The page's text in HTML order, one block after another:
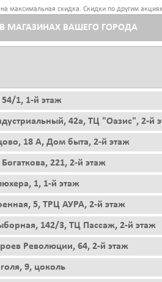
максимальная скидка. Скидки по другим
МАГАЗИНАХ ВАШЕГО ГОРОДА
1, 1-й этаж
42а, ТЦ "Оазис", 2-й
18 А, Дом быта, 2-й этаж
221, 2-й этаж
1, 1-й этаж
5, ТРЦ АУРА, 2-й этаж
142/3, ТЦ Пассаж, 2-й этаж
Революции, 64, 2-й этаж
9, цоколь